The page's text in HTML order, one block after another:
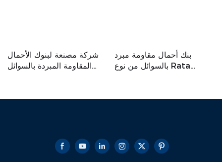
شركة مصنعة لبنوك الأحمال
المقاومة المبردة بالسوائل
بنك أحمال مقاومة مبرد
بالسوائل من نوع Rata